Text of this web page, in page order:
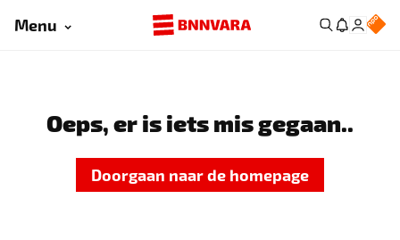
Menu
Oeps, er is iets mis gegaan..
Doorgaan naar de homepage